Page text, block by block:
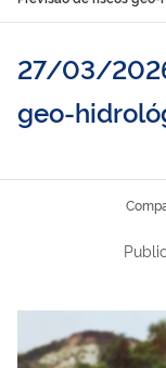
27/03/
geo-